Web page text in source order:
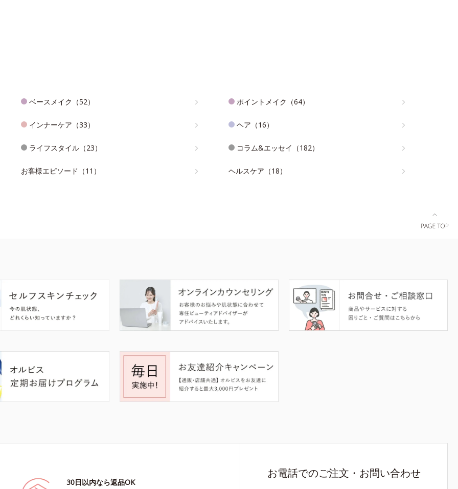
ベースメイク（52） ポイントメイク（64）
インナーケア（33） ヘア（16）
ライフスタイル（23） コラム&エッセイ（182）
お客様エピソード（11） ヘルスケア（18）
30日以内なら返品OK
お電話でのご注文・お問い合わせ